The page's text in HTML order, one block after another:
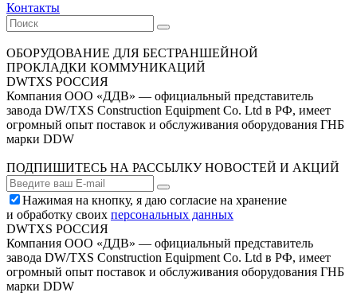
Контакты
ОБОРУДОВАНИЕ ДЛЯ БЕСТРАНШЕЙНОЙ
ПРОКЛАДКИ КОММУНИКАЦИЙ
DWTXS РОССИЯ
Компания ООО «ДДВ» — официальный представитель
завода DW/TXS Construction Equipment Co. Ltd в РФ, имеет
огромный опыт поставок и обслуживания оборудования ГНБ
марки DDW
ПОДПИШИТЕСЬ НА РАССЫЛКУ НОВОСТЕЙ И АКЦИЙ
Нажимая на кнопку, я даю согласие на хранение
и обработку своих персональных данных
DWTXS РОССИЯ
Компания ООО «ДДВ» — официальный представитель
завода DW/TXS Construction Equipment Co. Ltd в РФ, имеет
огромный опыт поставок и обслуживания оборудования ГНБ
марки DDW